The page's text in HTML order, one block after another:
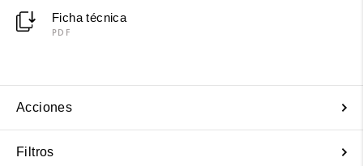
Ficha técnica
PDF
Acciones
Filtros